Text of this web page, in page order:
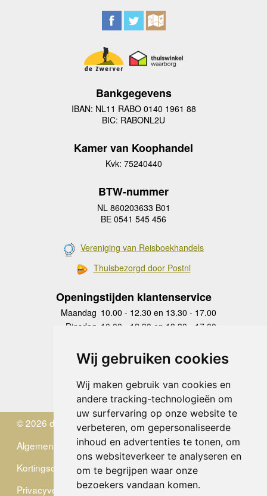
Wij gebruiken cookies
Wij maken gebruik van cookies en
andere tracking-technologieën om
uw surfervaring op onze website te
verbeteren, om gepersonaliseerde
inhoud en advertenties te tonen, om
ons websiteverkeer te analyseren en
om te begrijpen waar onze
bezoekers vandaan komen.
Bankgegevens
IBAN: NL11 RABO 0140 1961 88
BIC: RABONL2U
Kamer van Koophandel
Kvk: 75240440
BTW-nummer
NL 860203633 B01
BE 0541 545 456
Vereniging van Reisboekhandels
Thuisbezorgd door Postnl
Openingstijden klantenservice
Maandag 10.00 - 12.30 en 13.30 - 17.00
Dinsdag 10.00 - 12.30 en 13.30 - 17.00
Donderdag
10.00 - 12.30 en 13.30 - 17.00
Vrijdag 10.00 - 12.30 en 13.30 - 17.00
Zaterdag
gesloten
Zondag gesloten
© 2026 de Zwerver
Algemene Voorwaarden
Kortingscode
Privacyverklaring